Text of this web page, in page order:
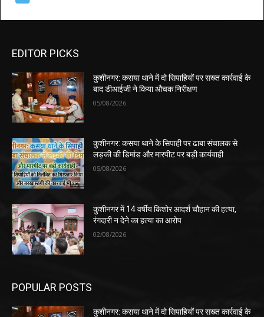
EDITOR PICKS
कुशीनगर: कसया थाने में दो सिपाहियों पर सख्त कार्रवाई के
बाद डीआईजी ने किया औचक निरीक्षण
05/08/2026
कुशीनगर: कसया थाने के सिपाही पर ढाबा संचालक से
लड़की की डिमांड और मारपीट पर बड़ी कार्यवाही
05/08/2026
कुशीनगर में 14 वर्षीय किशोर आदर्श चौहान की हत्या,
रंगदारी न देने का हत्या का आरोप
02/08/2026
POPULAR POSTS
कुशीनगर: कसया थाने में दो सिपाहियों पर सख्त कार्रवाई के